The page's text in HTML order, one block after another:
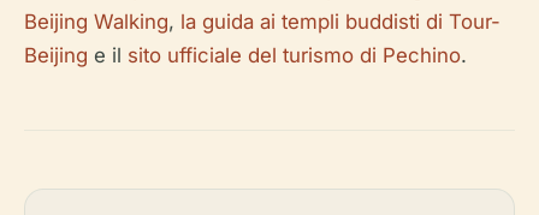
Beijing Walking, la guida ai templi buddisti di Tour-
Beijing e il sito ufficiale del turismo di Pechino.